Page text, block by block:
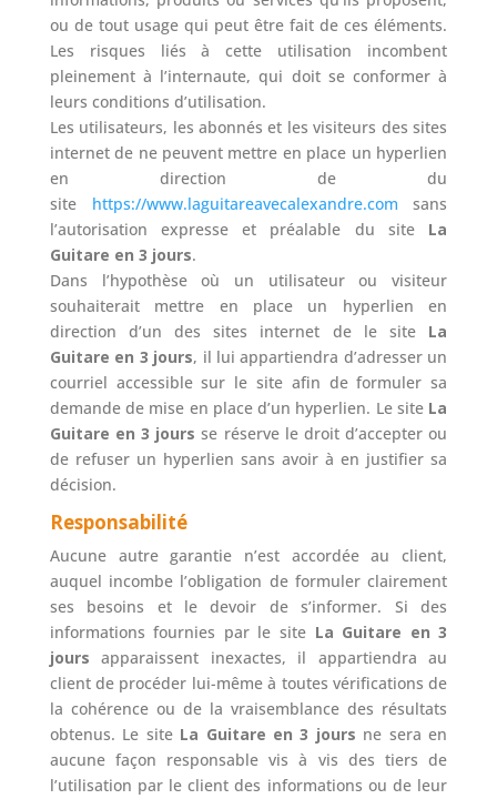
ou de tout usage qui peut être fait de ces éléments.
Les risques liés à cette utilisation incombent
pleinement à l’internaute, qui doit se conformer à
leurs conditions d’utilisation.
Les utilisateurs, les abonnés et les visiteurs des sites
internet de ne peuvent mettre en place un hyperlien
en direction de du
site https://www.laguitareavecalexandre.com sans
l’autorisation expresse et préalable du site La
Guitare en 3 jours.
Dans l’hypothèse où un utilisateur ou visiteur
souhaiterait mettre en place un hyperlien en
direction d’un des sites internet de le site La
Guitare en 3 jours, il lui appartiendra d’adresser un
courriel accessible sur le site afin de formuler sa
demande de mise en place d’un hyperlien. Le site La
Guitare en 3 jours se réserve le droit d’accepter ou
de refuser un hyperlien sans avoir à en justifier sa
décision.
Responsabilité
Aucune autre garantie n’est accordée au client,
auquel incombe l’obligation de formuler clairement
ses besoins et le devoir de s’informer. Si des
informations fournies par le site La Guitare en 3
jours apparaissent inexactes, il appartiendra au
client de procéder lui-même à toutes vérifications de
la cohérence ou de la vraisemblance des résultats
obtenus. Le site La Guitare en 3 jours ne sera en
aucune façon responsable vis à vis des tiers de
l’utilisation par le client des informations ou de leur